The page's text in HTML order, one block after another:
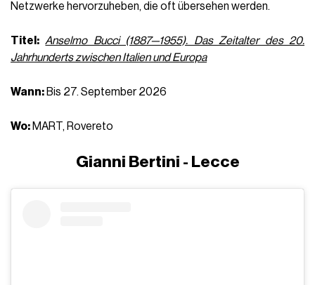
Netzwerke hervorzuheben, die oft übersehen werden.
Titel: Anselmo Bucci (1887—1955). Das Zeitalter des 20.
Jahrhunderts zwischen Italien und Europa
Wann: Bis 27. September 2026
Wo: MART, Rovereto
Gianni Bertini - Lecce